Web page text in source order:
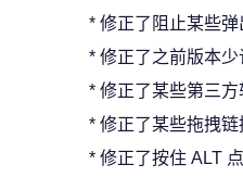
* 修正了阻止某些
* 修正了之前版本少
* 修正了某些第三
* 修正了某些拖拽链
* 修正了按住 ALT